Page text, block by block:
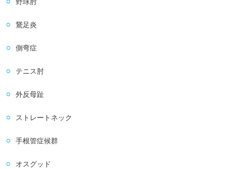
鵞足炎
側弯症
テニス肘
外反母趾
ストレートネック
手根管症候群
オスグッド